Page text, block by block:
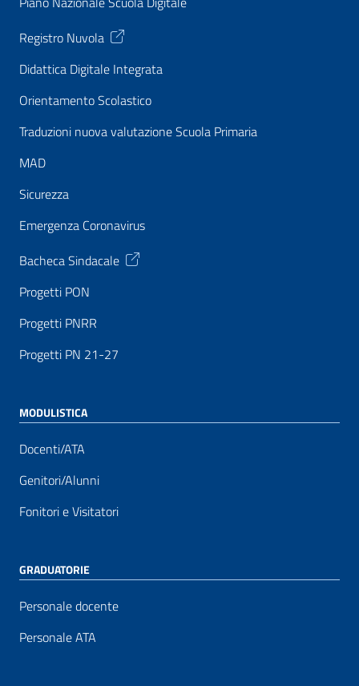
Registro Nuvola
Didattica Digitale Integrata
Orientamento Scolastico
Traduzioni nuova valutazione Scuola Primaria
MAD
Sicurezza
Emergenza Coronavirus
Bacheca Sindacale
Progetti PON
Progetti PNRR
Progetti PN 21-27
MODULISTICA
Docenti/ATA
Genitori/Alunni
Fonitori e Visitatori
GRADUATORIE
Personale docente
Personale ATA